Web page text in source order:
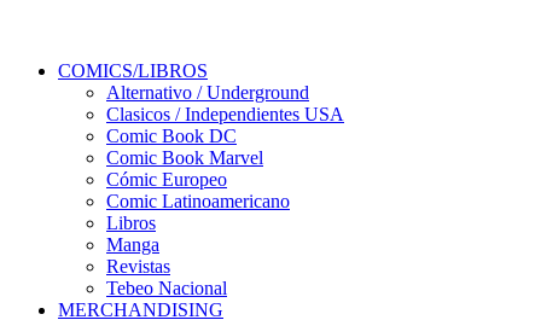
COMICS/LIBROS
Alternativo / Underground
Clasicos / Independientes USA
Comic Book DC
Comic Book Marvel
Cómic Europeo
Comic Latinoamericano
Libros
Manga
Revistas
Tebeo Nacional
MERCHANDISING